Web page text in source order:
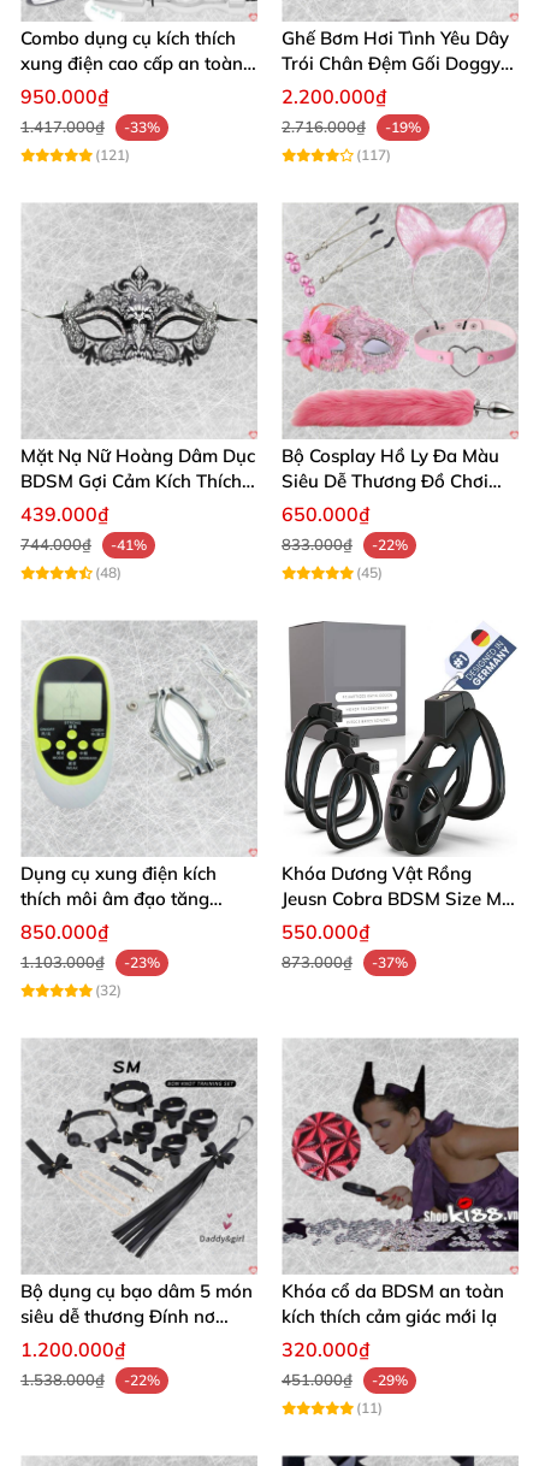
Bạn muốn nội dung này theo phong cách formal hay
thân mật hơn? Bạn có muốn tôi thêm khuynh hướng
từ khóa cụ thể nào không?
Combo dụng cụ kích thích
xung điện cao cấp an toàn
cho người lớn
950.000₫
1.417.000₫
-33%
(121)
Ghế Bơm Hơi Tình Yêu Dây
Trói Chân Đệm Gối Doggy
Nằm Sấp Kích Thích
2.200.000₫
2.716.000₫
-19%
(117)
Mặt Nạ Nữ Hoàng Dâm Dục
BDSM Gợi Cảm Kích Thích
Đam Mê Cuộc Yêu
439.000₫
744.000₫
-41%
(48)
Bộ Cosplay Hồ Ly Đa Màu
Siêu Dễ Thương Đồ Chơi
BDSM Hot
650.000₫
833.000₫
-22%
(45)
Dụng cụ xung điện kích
thích môi âm đạo tăng
khoái cảm an toàn
850.000₫
1.103.000₫
-23%
(32)
Khóa Dương Vật Rồng
Jeusn Cobra BDSM Size M
Cao Cấp
550.000₫
873.000₫ -37%
Bộ dụng cụ bạo dâm 5 món
siêu dễ thương Đính nơ
quyến rũ kích thích
1.200.000₫
1.538.000₫ -22%
Khóa cổ da BDSM an toàn
kích thích cảm giác mới lạ
320.000₫
451.000₫
-29%
(11)